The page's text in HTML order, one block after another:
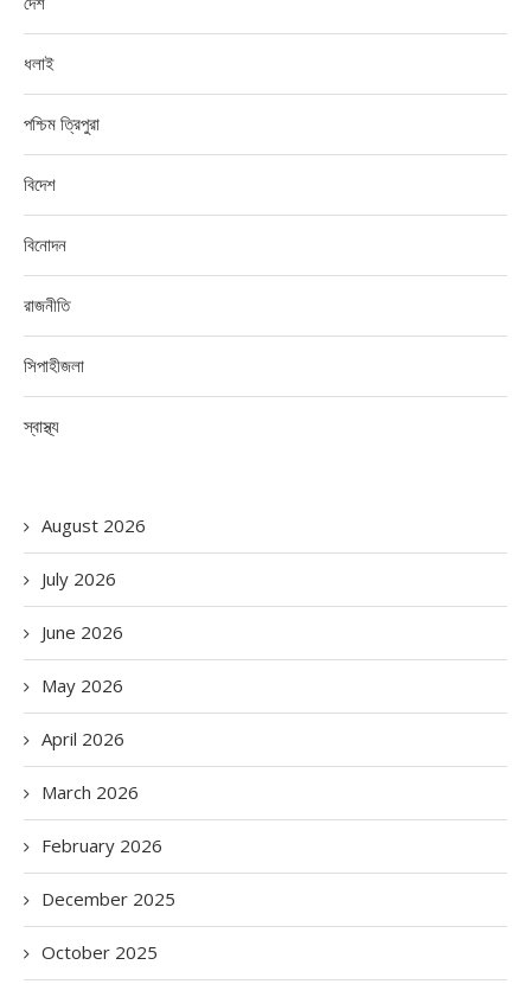
ধলাই
পশ্চিম ত্রিপুরা
বিদেশ
বিনোদন
রাজনীতি
সিপাহীজলা
স্বাস্থ্য
August 2026
July 2026
June 2026
May 2026
April 2026
March 2026
February 2026
December 2025
October 2025